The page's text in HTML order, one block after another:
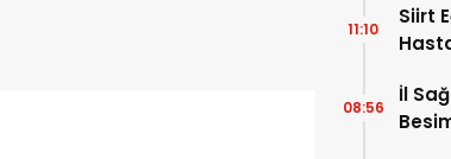
Siirt
11:10
İl
08:56